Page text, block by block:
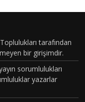
tarafından
bir girişimdir.
sorumlulukları
yazarlar